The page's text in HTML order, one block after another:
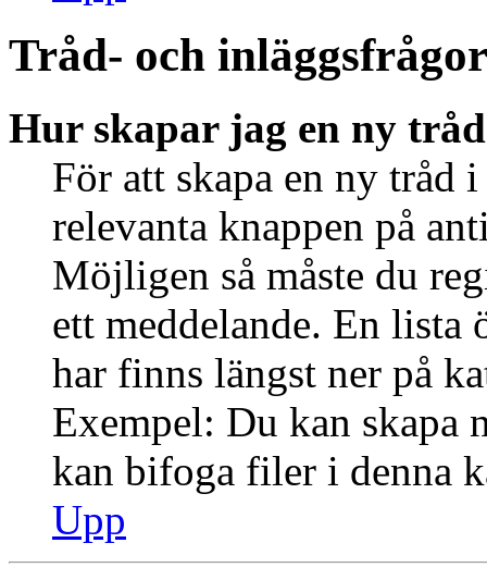
Tråd- och inläggsfrågor
Hur skapar jag en ny
För att skapa en ny tråd
relevanta knappen på
Möjligen så måste du
ett meddelande. En
har finns längst ner på
Exempel: Du kan skapa
kan bifoga filer i denna
Upp